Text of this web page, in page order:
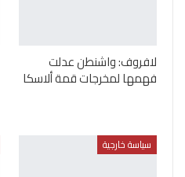
لافروف: واشنطن عدلت
فهمها لمخرجات قمة ألاسكا
سياسة خارجية